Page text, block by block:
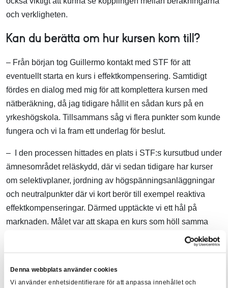
Denna webbplats använder cookies
Vi använder enhetsidentifierare för att anpassa innehållet och
och verkligheten.
Kan du berätta om hur kursen kom till?
– Från början tog Guillermo kontakt med STF för att
eventuellt starta en kurs i effektkompensering. Samtidigt
fördes en dialog med mig för att komplettera kursen med
nätberäkning, då jag tidigare hållit en sådan kurs på en
yrkeshögskola. Tillsammans såg vi flera punkter som kunde
fungera och vi la fram ett underlag för beslut.
– I den processen hittades en plats i STF:s kursutbud under
ämnesområdet reläskydd, där vi sedan tidigare har kurser
om selektivplaner, jordning av högspänningsanläggningar
och neutralpunkter där vi kort berör till exempel reaktiva
effektkompenseringar. Därmed upptäckte vi ett hål på
marknaden. Målet var att skapa en kurs som höll samma
nivå som de övriga kurserna och fyller rätt behov, och det
tycker jag att deltagarnas respons visar att vi har gjort!
Nätberäkningar och effektkompenseringär kursen som